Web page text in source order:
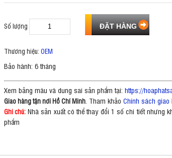
Số lượng
Thương hiệu: OEM
Bảo hành: 6 tháng
Xem bảng màu và dung sai sản phẩm tại: https://
Giao hàng tận nơi Hồ Chí Minh. Tham khảo Chính sách giao
Ghi chú:Nhà sản xuất có thể thay đổi 1 số chi tiết nhưng
phẩm